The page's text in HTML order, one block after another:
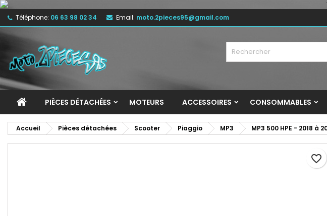
Téléphone: 06 63 98 02 34 Email: moto.2pieces95@gmail.com
PIÈCES DÉTACHÉES MOTEURS ACCESSOIRES CONSOMMABLES
Accueil Pièces détachées Scooter Piaggio MP3 MP3 500 HPE - 2018 à
favorite_border
My wishlists
Create new list
Créer une liste
Nom de la liste d'envies
Connexion
Vous devez être connecté
d'envies.